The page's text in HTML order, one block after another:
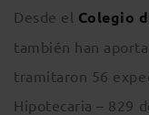
Desde el Colegio
también han
tramitaron 56
Hipotecaria – 829